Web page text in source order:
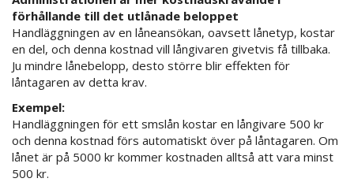
förhållande till det utlånade beloppet
Handläggningen av en låneansökan, oavsett lånetyp, kostar
en del, och denna kostnad vill långivaren givetvis få tillbaka.
Ju mindre lånebelopp, desto större blir effekten för
låntagaren av detta krav.
Exempel:
Handläggningen för ett smslån kostar en långivare 500 kr
och denna kostnad förs automatiskt över på låntagaren. Om
lånet är på 5000 kr kommer kostnaden alltså att vara minst
500 kr.